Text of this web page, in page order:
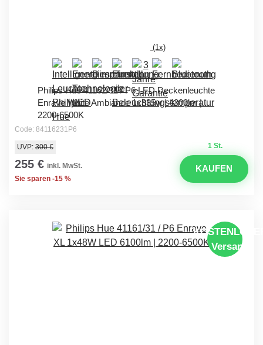
(1x)
Philips Hue 41162/31 / P6 LED Deckenleuchte
Enrave White Ambiance 1x335w | 4300lm |
2200-6500K
Code: 84116231P6
1 St.
UVP: 300 €
255 € inkl. MwSt.
Sie sparen -15 %
KAUFEN
Versand